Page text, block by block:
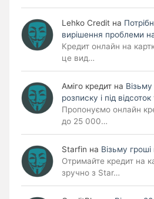
Lehko Сredit на
вирішення проблеми
Кредит онлайн на
це вид…
Аміго кредит на Візьму
розписку і під
Пропонуємо онлайн
до 25 000…
Starfin на Візьму гроші
Отримайте кредит на
зручно з Star…